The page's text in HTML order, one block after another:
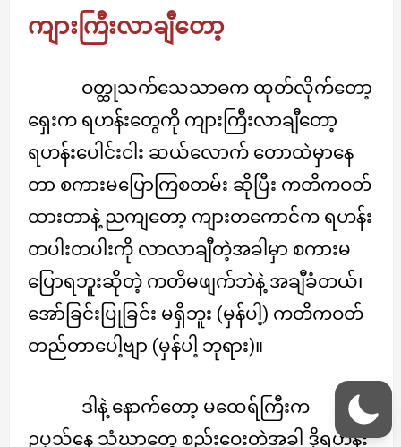
ကျားကြီးလာချီတော့
ဝတ္ထုသက်သေသာဓက ထုတ်လိုက်တော့
ရှေးက ရဟန်းတွေကို ကျားကြီးလာချီတော့
ရဟန်းပေါင်းငါး ဆယ်လောက် တောထဲမှာနေ
တာ စကားမပြောကြစတမ်း ဆိုပြီး ကတိကဝတ်
ထားတာနဲ့ ညကျတော့ ကျားတကောင်က ရဟန်း
တပါးတပါးကို လာလာချီတဲ့အခါမှာ စကားမ
ပြောရဘူးဆိုတဲ့ ကတိမဖျက်ဘဲနဲ့ အချီခံတယ်၊
အော်ခြင်းပြုခြင်း မရှိဘူး (မှန်ပါ့) ကတိကဝတ်
တည်တာပေါ့ဗျာ (မှန်ပါ့ ဘုရား)။
ဒါနဲ့ နောက်တော့ မထေရ်ကြီးက
ဥပုသ်နေ့ သံဃာတွေ စည်းဝေးတဲ့အခါ ဒို့ရဟန်း